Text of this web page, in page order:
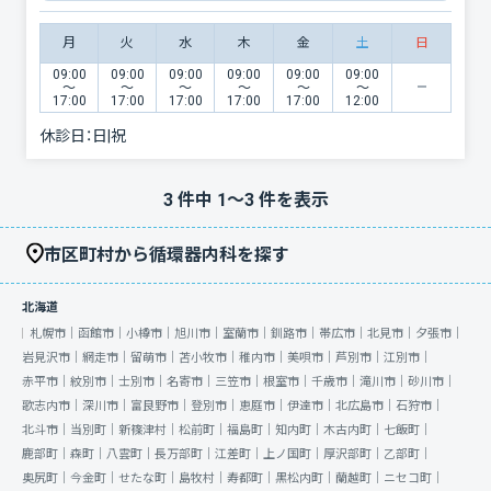
月 火 水 木 金 土 日
09:00
〜
17:00
09:00
〜
17:00
09:00
〜
17:00
09:00
〜
17:00
09:00
〜
17:00
09:00
〜
12:00
休診日： 日|祝
3件中 1〜3件を表示
市区町村から循環器内科を探す
北海道
札幌市｜ 函館市｜ 小樽市｜ 旭川市｜ 室蘭市｜ 釧路市｜ 帯広市｜ 北見市｜ 夕張市｜
岩見沢市｜ 網走市｜ 留萌市｜ 苫小牧市｜ 稚内市｜ 美唄市｜ 芦別市｜ 江別市｜
赤平市｜ 紋別市｜ 士別市｜ 名寄市｜ 三笠市｜ 根室市｜ 千歳市｜ 滝川市｜ 砂川市｜
歌志内市｜ 深川市｜ 富良野市｜ 登別市｜ 恵庭市｜ 伊達市｜ 北広島市｜ 石狩市｜
北斗市｜ 当別町｜ 新篠津村｜ 松前町｜ 福島町｜ 知内町｜ 木古内町｜ 七飯町｜
鹿部町｜ 森町｜ 八雲町｜ 長万部町｜ 江差町｜ 上ノ国町｜ 厚沢部町｜ 乙部町｜
奥尻町｜ 今金町｜ せたな町｜ 島牧村｜ 寿都町｜ 黒松内町｜ 蘭越町｜ ニセコ町｜